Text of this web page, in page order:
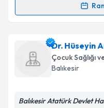
Kişisel
Metni'ni
Randevu
Dr. Nevzat Akbal
oluşturun. Size bu
takvim
Dr. Hüseyin
Çocuk Sağlığı
Balıkesir
Balıkesir Atatürk Devlet